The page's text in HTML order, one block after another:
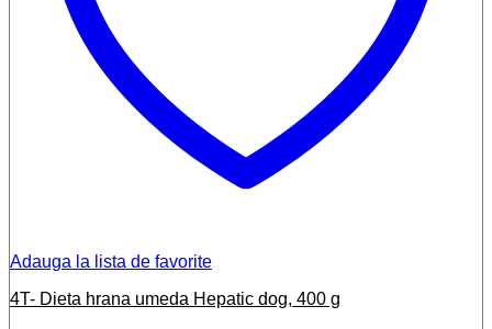
Adauga la lista de favorite
4T- Dieta hrana umeda Hepatic dog, 400 g